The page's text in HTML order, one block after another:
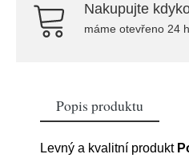
Nakupujte
máme otevřeno 24
Popis produktu
Levný a kvalitní produkt